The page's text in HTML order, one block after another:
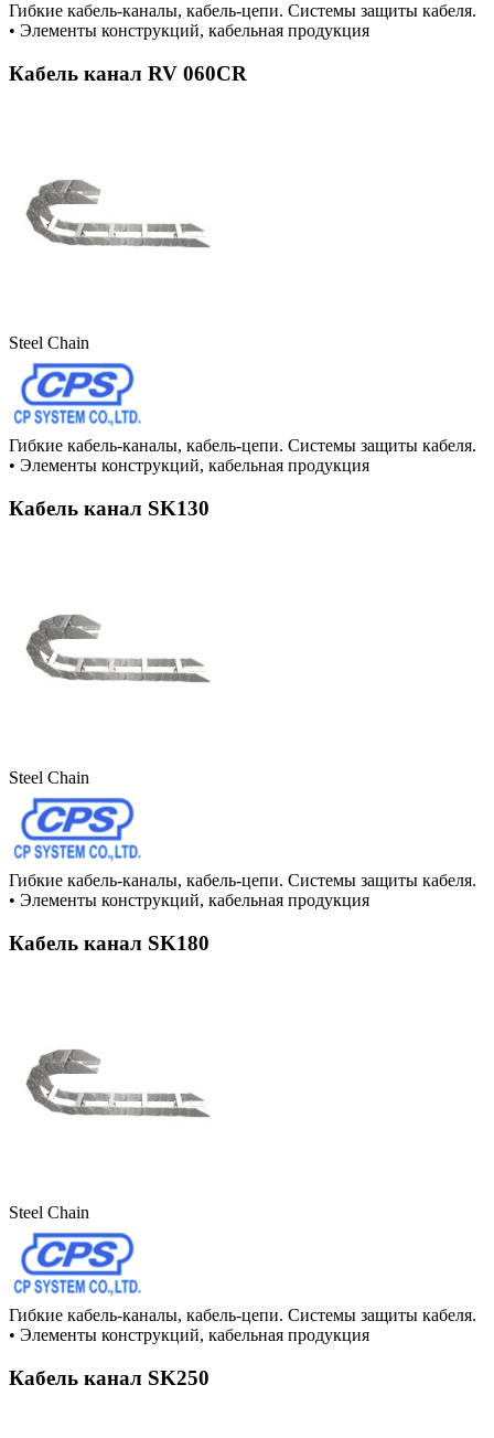
Гибкие кабель-каналы, кабель-цепи. Системы защиты кабеля.
• Элементы конструкций, кабельная продукция
Кабель канал RV 060CR
Steel Chain
Гибкие кабель-каналы, кабель-цепи. Системы защиты кабеля.
• Элементы конструкций, кабельная продукция
Кабель канал SK130
Steel Chain
Гибкие кабель-каналы, кабель-цепи. Системы защиты кабеля.
• Элементы конструкций, кабельная продукция
Кабель канал SK180
Steel Chain
Гибкие кабель-каналы, кабель-цепи. Системы защиты кабеля.
• Элементы конструкций, кабельная продукция
Кабель канал SK250